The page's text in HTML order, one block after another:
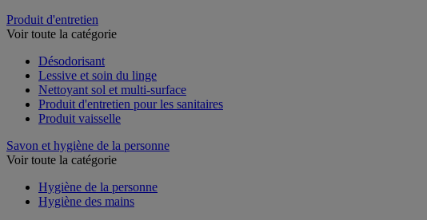
Produit d'entretien
Voir toute la catégorie
Désodorisant
Lessive et soin du linge
Nettoyant sol et multi-surface
Produit d'entretien pour les sanitaires
Produit vaisselle
Savon et hygiène de la personne
Voir toute la catégorie
Hygiène de la personne
Hygiène des mains